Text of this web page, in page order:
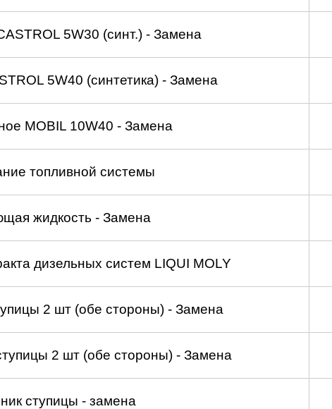
5W30 (синт.) - Замена
5W40 (синтетика) - Замена
MOBIL 10W40 - Замена
топливной системы
жидкость - Замена
дизельных систем LIQUI MOLY
2 шт (обе стороны) - Замена
2 шт (обе стороны) - Замена
ступицы - замена